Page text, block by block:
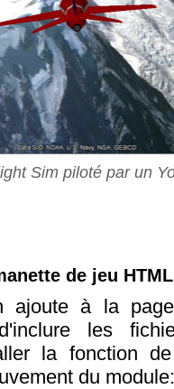
Sim piloté par un
de jeu HTML
ajoute à la
les
la fonction
du module: